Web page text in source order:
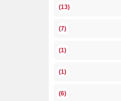
(13)
(7)
(1)
(1)
(6)